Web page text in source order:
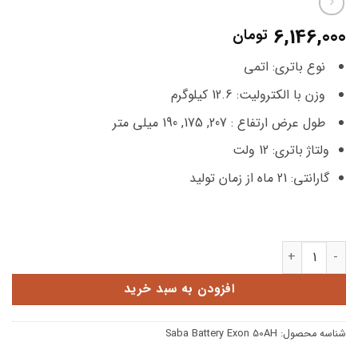
6,146,000 تومان
نوع باتری: اتمی
وزن با الکترولیت: 12.6 کیلوگرم
طول عرض ارتفاع : 207, 175, 190 میلی متر
ولتاژ باتری: 12 ولت
گارانتی: 21 ماه از زمان تولید
افزودن به سبد خرید
شناسه محصول: Saba Battery Exon 50AH